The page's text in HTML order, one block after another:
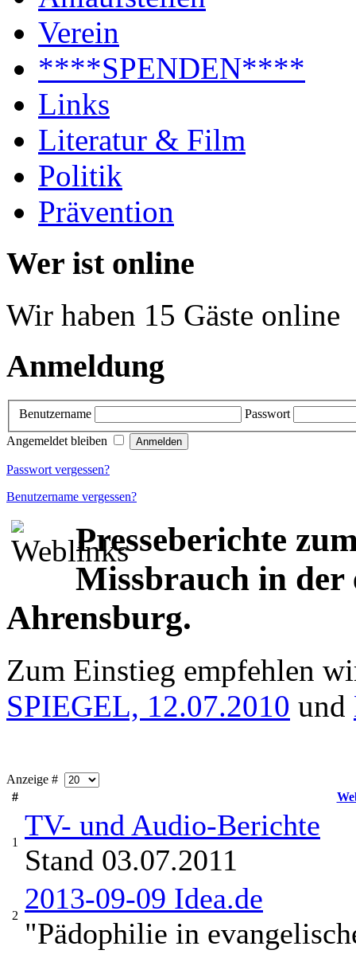
Verein
****SPENDEN****
Links
Literatur & Film
Politik
Prävention
Wer ist online
Wir haben 15 Gäste online
Anmeldung
Benutzername
Passwort
Angemeldet bleiben
Passwort vergessen?
Benutzername vergessen?
Presseberichte
Missbrauch in der
Ahrensburg.
Zum Einstieg empfehlen
SPIEGEL, 12.07.2010 und
Anzeige #
#
1
TV- und Audio-Berichte
Stand 03.07.2011
2
2013-09-09 Idea.de
"Pädophilie in